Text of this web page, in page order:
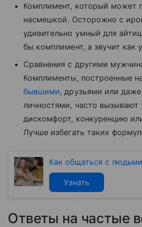
Комплимент, который может
насмешкой. Осторожно с
удивительно умный для
бы комплимент, а звучит как
Сравнения с другими
Комплименты, построенные
бывшими, друзьями или
личностями, часто
дискомфорт, конкуренцию
Лучше избегать таких
Как общаться с людьми
Узнать
Ответы на частые